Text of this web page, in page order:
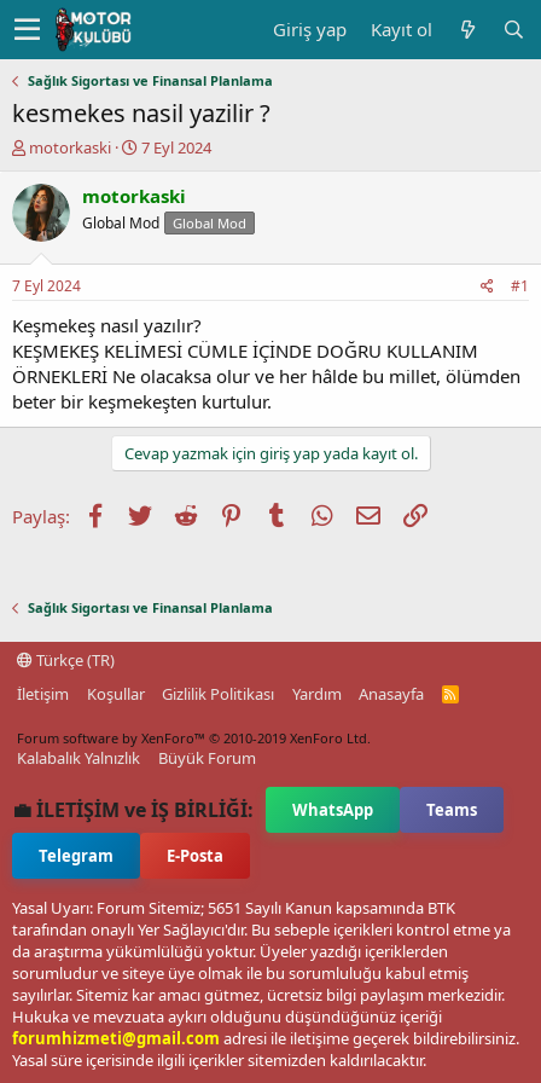
Giriş yap Kayıt ol
Sağlık Sigortası ve Finansal Planlama
kesmekes nasil yazilir ?
K
n
u
y
b
a
ş
l
a
t
a
n
motorkaski
B
ş
a
ç
t
a
r
i
h
i
7 Eyl 2024
motorkaski
Global Mod Global Mod
7 Eyl 2024 #1
Keşmekeş nasıl yazılır?
KEŞMEKEŞ KELİMESİ CÜMLE İÇİNDE DOĞRU KULLANIM
ÖRNEKLERİ Ne olacaksa olur ve her hâlde bu millet, ölümden
beter bir keşmekeşten kurtulur.
Cevap yazmak için giriş yap yada kayıt ol.
Paylaş: Facebook
TwitterReddit PinterestTumblrWhatsApp
E-postaLink
Sağlık Sigortası ve Finansal Planlama
Türkçe (TR)
İletişim
Koşullar Gizlilik Politikası Yardım Anasayfa
R
Forum software by XenForo™ © 2010-2019 XenForo Ltd.
Kalabalık Yalnızlık Büyük Forum
💼 İLETİŞİM ve İŞ BİRLİĞİ: WhatsApp Teams
Telegram E-Posta
Yasal Uyarı: Forum Sitemiz; 5651 Sayılı Kanun kapsamında BTK
tarafından onaylı Yer Sağlayıcı'dır. Bu sebeple içerikleri kontrol etme ya
da araştırma yükümlülüğü yoktur. Üyeler yazdığı içeriklerden
sorumludur ve siteye üye olmak ile bu sorumluluğu kabul etmiş
sayılırlar. Sitemiz kar amacı gütmez, ücretsiz bilgi paylaşım merkezidir.
Hukuka ve mevzuata aykırı olduğunu düşündüğünüz içeriği
forumhizmeti@gmail.com adresi ile iletişime geçerek bildirebilirsiniz.
Yasal süre içerisinde ilgili içerikler sitemizden kaldırılacaktır.